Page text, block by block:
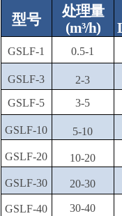
型号 处理量
(m³/h)
GSLF-1 0.5-1
GSLF-3
2-3
GSLF-5
3-5
GSLF-10 5-10
GSLF-20 10-20
GSLF-30 20-30
GSLF-40 30-40